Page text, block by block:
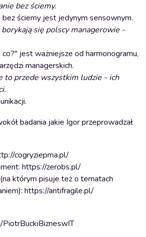
bez ściemy.
bez ściemy jest jedynym sensownym.
się polscy managerowie -
jest ważniejsze od harmonogramu,
managerskich.
to przede wszystkim ludzie - ich
badania jakie Igor przeprowadzał
cogryziepma.pl/
https://zerobs.pl/
którym pisuje też o tematach
https://antifragile.pl/